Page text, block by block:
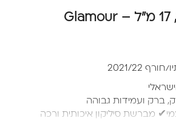
2021/22
ברק ועמידות גבוהה
מברשת סיליקון איכותית ורכה